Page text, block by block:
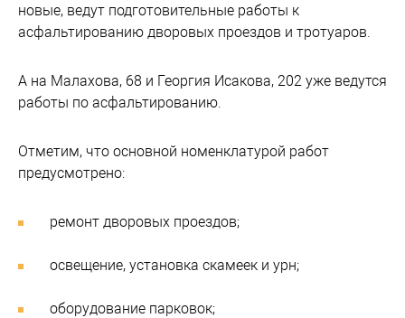
новые, ведут подготовительные работы к
асфальтированию дворовых проездов и тротуаров.
А на Малахова, 68 и Георгия Исакова, 202 уже ведутся
работы по асфальтированию.
Отметим, что основной номенклатурой работ
предусмотрено:
ремонт дворовых проездов;
освещение, установка скамеек и урн;
оборудование парковок;